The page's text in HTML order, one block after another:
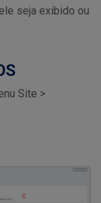
seja exibido ou
Site >